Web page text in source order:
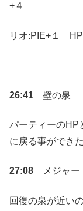
+４
リオ:PIE+１
26:41 壁の泉
パーティーのHP
に戻る事ができた
27:08 メジャー
回復の泉が近い